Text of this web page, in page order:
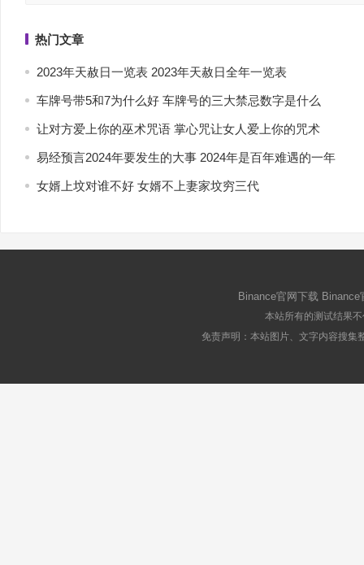
热门文章
2023年天赦日一览表 2023年天赦日全年一览表
车牌号带5和7为什么好 车牌号的三大禁忌数字是什么
让对方爱上你的巫术咒语 掌心咒让女人爱上你的咒术
易经预言2024年要发生的大事 2024年是百年难遇的一年
女婿上坟对谁不好 女婿不上妻家坟穷三代
Binance官网下载 Binance
本站所有的测试结果
免责声明：本站图片、文字内容搜集